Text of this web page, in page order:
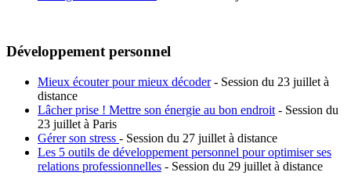
Développement personnel
Mieux écouter pour mieux décoder- Session du 23 juillet à
distance
Lâcher prise ! Mettre son énergie au bon endroit - Session du
23 juillet à Paris
Gérer son stress - Session du 27 juillet à distance
Les 5 outils de développement personnel pour optimiser ses
relations professionnelles - Session du 29 juillet à distance